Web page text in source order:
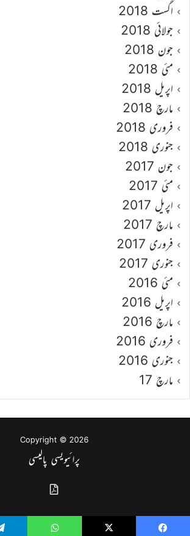
اگست 2018
جولائی 2018
جون 2018
مئی 2018
اپریل 2018
مارچ 2018
فروری 2018
جنوری 2018
جون 2017
مئی 2017
اپریل 2017
مارچ 2017
فروری 2017
جنوری 2017
مئی 2016
اپریل 2016
مارچ 2016
فروری 2016
جنوری 2016
مارچ 17
Copyright © 2026
پرائیویسی پالیسی
گذشتہ
شمارے